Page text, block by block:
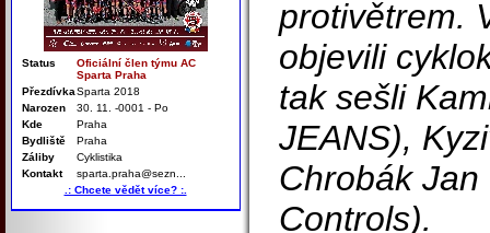
Status
Oficiální člen týmu AC
Sparta Praha
PřezdívkaSparta 2018
Narozen
30. 11. -0001 - Po
Kde
Praha
Bydliště
Praha
Záliby
Cyklistika
Kontakt
sparta.praha@sezn...
.: Chcete vědět více? :.
protivětrem.
objevili
tak sešli
JEANS),
Chrobák
Controls).